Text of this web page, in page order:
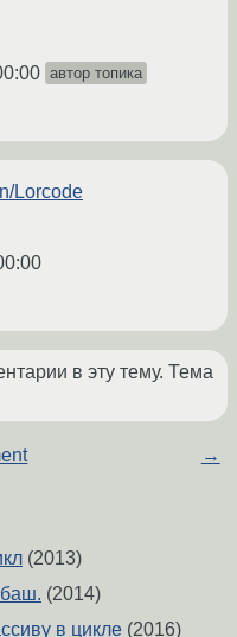
автор топика
Lorcode
в эту тему. Тема
→
(2013)
баш. (2014)
в цикле (2016)